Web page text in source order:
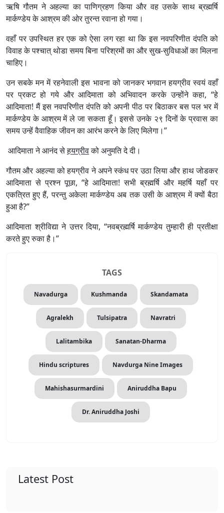
ऋषि गौतम ने अहल्या का पाणिग्रहण किया और वह उसके साथ ब्रह्मर्षि
मार्कण्डेय के आश्रम की ओर तुरन्त रवाना हो गया।
वहाँ पर उपस्थित हर एक को ऐसा लग रहा था कि इस नवपरिणीत दंपति को
विवाह के पश्चात्‌‍ थोडा समय बिना परिश्रमों का और सुख-सुविधाओं का मिलना
चाहिए।
उन सबके मन में रहनेवाली इस भावना को जानकर भगवान हयग्रीव स्वयं वहाँ
पर प्रकट हो गये और आदिमाता को अभिवादन करके उन्होंने कहा, “हे
आदिमाता! मैं इस नवपरिणीत दंपति को अपनी पीठ पर बिठाकर बस पल भर में
मार्कण्डेय के आश्रम में ले जा सकता हूँ। इससे उनके २९ दिनों के प्रवास का
समय उन्हें वैवाहिक जीवन का आरंभ करने के लिए मिलेगा।”
आदिमाता ने आनंद सेहयग्रीवको अनुमति दे दी।
गौतम और अहल्या को हयग्रीव ने अपने स्कंध पर उठा लिया और हाथ जोडकर
आदिमाता से प्रश्न पूछा, “हे आदिमाता! सभी ब्रह्मर्षि और महर्षि यहाँ पर
एकत्रित हुए हैं, परन्तु अकेला मार्कण्डेय अब तक उसी के आश्रम में क्यों बैठा
हुआ है?”
आदिमाता श्रीविद्या ने उत्तर दिया, “नवब्रह्मर्षि मार्कण्डेय तुम्हारी ही प्रतीक्षा
करते हुए रुका है।”
TAGS
Navadurga Kushmanda Skandamata
Agralekh Tulsipatra Navratri
Lalitambika Sanatan-Dharma
Hindu scriptures Navdurga Nine Images
Mahishasurmardini Aniruddha Bapu
Dr. Aniruddha Joshi
Latest Post